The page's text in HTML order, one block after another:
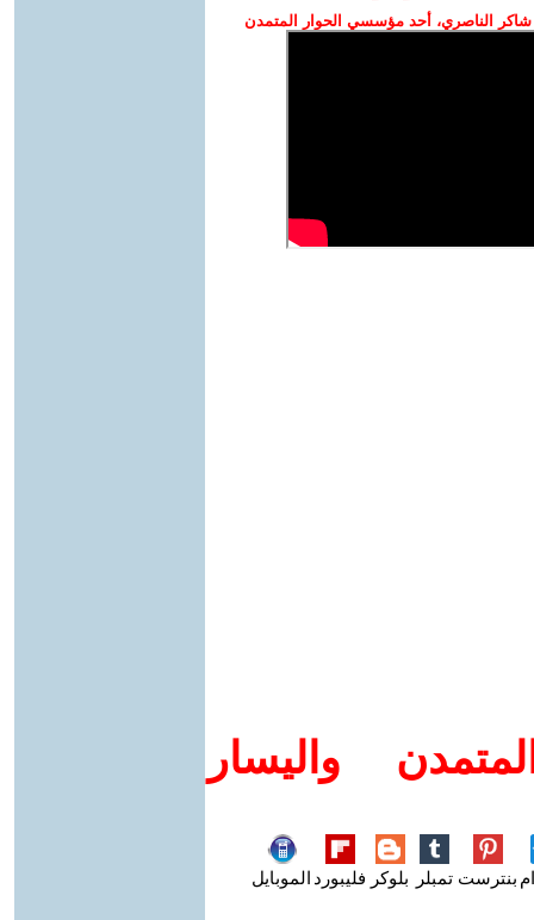
الناصري، أحد مؤسسي الحوار المتمدن
واليسار
بنترست تمبلر بلوكر فليبورد الموبايل